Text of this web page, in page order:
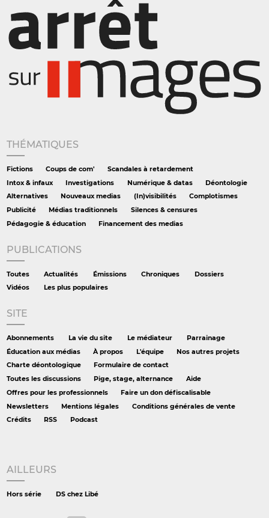
THÉMATIQUES
Fictions Coups de com'
Scandales à retardement
Intox & infaux
Investigations Numérique & datas
Déontologie
Alternatives
Nouveaux medias (In)visibilités
Complotismes
Publicité
Médias traditionnels
Silences & censures
Pédagogie & éducation
Financement des medias
PUBLICATIONS
Toutes Actualités Émissions Chroniques
Dossiers
Vidéos
Les plus populaires
SITE
Abonnements La vie du site Le médiateur
Parrainage
Éducation aux médias
À propos L'équipe
Nos autres projets
Charte déontologique
Formulaire de contact
Toutes les discussions
Pige, stage, alternance
Aide
Offres pour les professionnels
Faire un don défiscalisable
Newsletters
Mentions légales
Conditions générales de vente
Crédits
RSS Podcast
AILLEURS
Hors série DS chez Libé